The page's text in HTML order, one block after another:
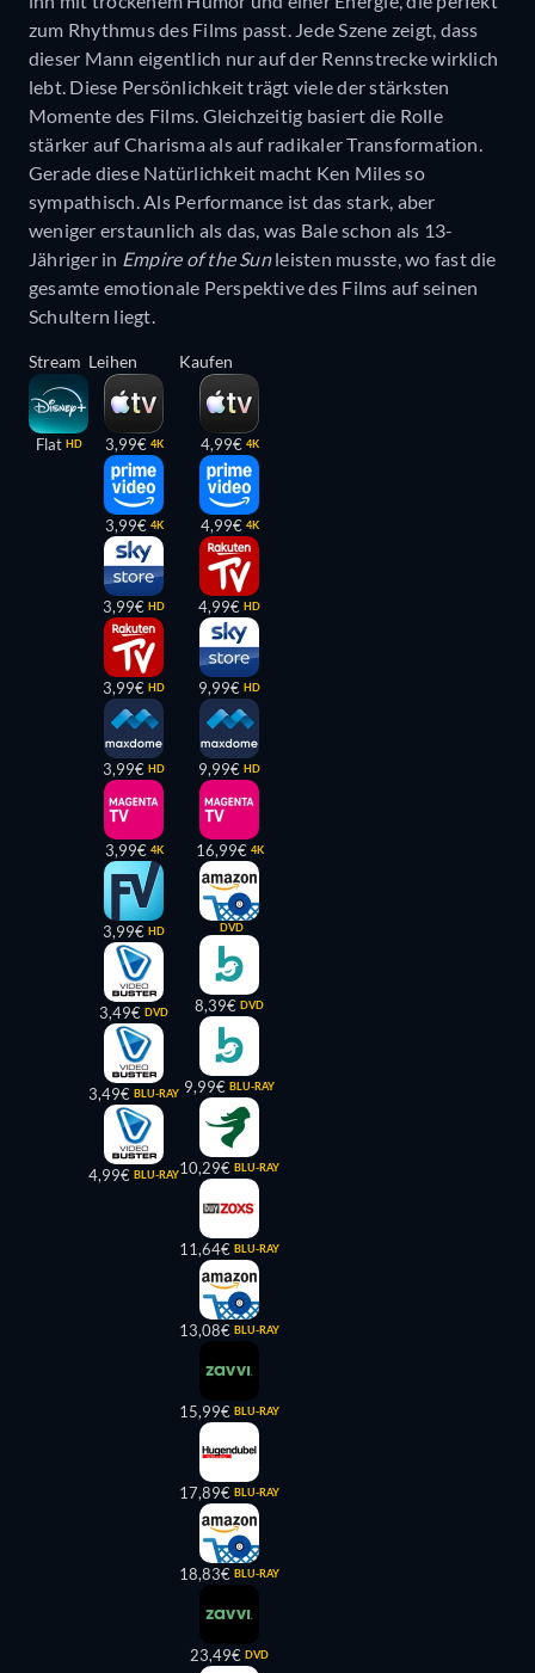
zum Rhythmus des Films passt. Jede Szene zeigt, dass
dieser Mann eigentlich nur auf der Rennstrecke wirklich
lebt. Diese Persönlichkeit trägt viele der stärksten
Momente des Films. Gleichzeitig basiert die Rolle
stärker auf Charisma als auf radikaler Transformation.
Gerade diese Natürlichkeit macht Ken Miles so
sympathisch. Als Performance ist das stark, aber
weniger erstaunlich als das, was Bale schon als 13-
Jähriger in Empire of the Sunleisten musste, wo fast die
gesamte emotionale Perspektive des Films auf seinen
Schultern liegt.
Stream
Flat HD
Leihen
3,99€ 4K
3,99€ 4K
3,99€ HD
3,99€ HD
3,99€ HD
3,99€ 4K
3,99€ HD
3,49€ DVD
3,49€ BLU-RAY
4,99€ BLU-RAY
Kaufen
4,99€ 4K
4,99€ 4K
4,99€ HD
9,99€ HD
9,99€ HD
16,99€ 4K
DVD
8,39€ DVD
9,99€ BLU-RAY
10,29€ BLU-RAY
11,64€ BLU-RAY
13,08€ BLU-RAY
15,99€ BLU-RAY
17,89€ BLU-RAY
18,83€ BLU-RAY
23,49€ DVD